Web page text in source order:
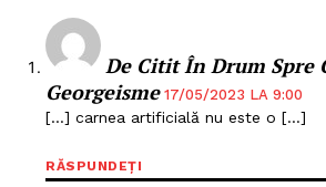
De Citit În Drum Spre
Georgeisme 17/05/2023 LA 9:00
[…] carnea artificială nu este o […]
RĂSPUNDEȚI